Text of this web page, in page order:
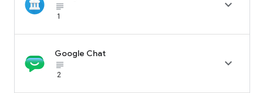
subject_black
1

Google Chat
subject_black
2
